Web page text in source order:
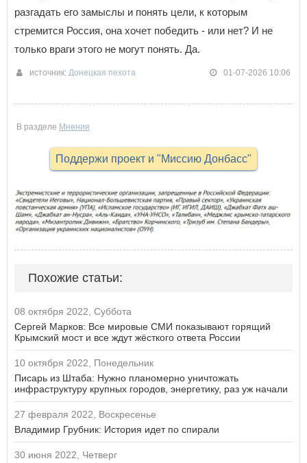
разгадать его замыслы и понять цели, к которым
стремится Россия, она хочет победить - или нет? И не
только враги этого не могут понять. Да.
источник: Донецкая пехота 01-07-2026 10:06
В разделе Мнения
Поддержи проект и "Миссию Донбасс"
Похожие статьи:
08 октября 2022, Суббота
Сергей Марков: Все мировые СМИ показывают горящий
Крымский мост и все ждут жёсткого ответа России
10 октября 2022, Понедельник
Писарь из Штаба: Нужно планомерно уничтожать
инфраструктуру крупных городов, энергетику, раз уж начали
27 февраля 2022, Воскресенье
Владимир Грубник: История идет по спирали
30 июня 2022, Четверг